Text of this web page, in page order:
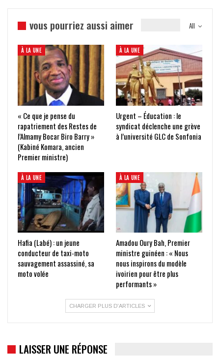
All
vous pourriez aussi aimer
À LA UNE
« Ce que je pense du
rapatriement des Restes de
l’Almamy Bocar Biro Barry »
(Kabiné Komara, ancien
Premier ministre)
À LA UNE
Urgent – Éducation : le
syndicat déclenche une grève
à l’université GLC de Sonfonia
À LA UNE
Hafia (Labé) : un jeune
conducteur de taxi-moto
sauvagement assassiné, sa
moto volée
À LA UNE
Amadou Oury Bah, Premier
ministre guinéen : « Nous
nous inspirons du modèle
ivoirien pour être plus
performants »
CHARGER PLUS D'ARTICLES
LAISSER UNE RÉPONSE